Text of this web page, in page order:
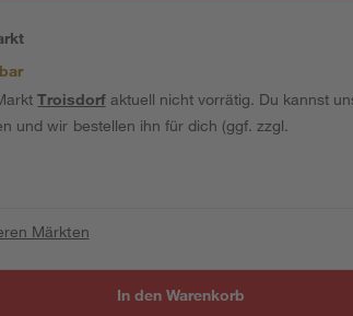
Troisdorfaktuell nicht vorrätig. Du kannst
und wir bestellen ihn für dich (ggf. zzgl.
Märkten
In den Warenkorb